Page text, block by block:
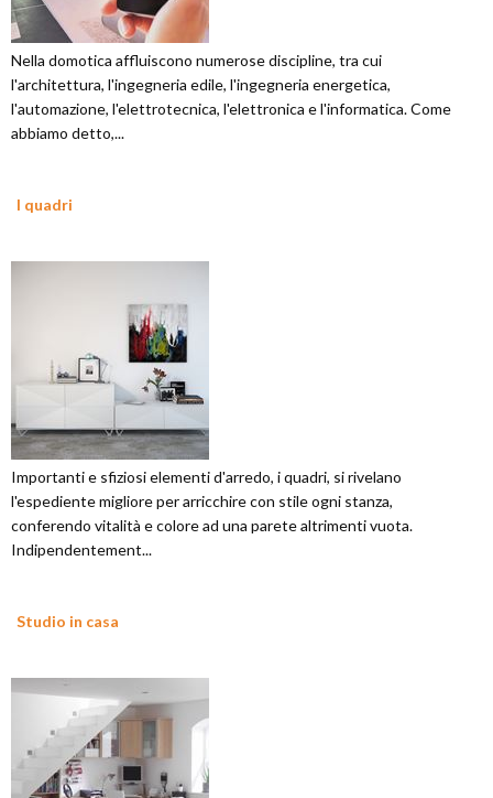
Nella domotica affluiscono numerose discipline, tra cui
l'architettura, l'ingegneria edile, l'ingegneria energetica,
l'automazione, l'elettrotecnica, l'elettronica e l'informatica. Come
abbiamo detto,...
I quadri
Importanti e sfiziosi elementi d'arredo, i quadri, si rivelano
l'espediente migliore per arricchire con stile ogni stanza,
conferendo vitalità e colore ad una parete altrimenti vuota.
Indipendentement...
Studio in casa